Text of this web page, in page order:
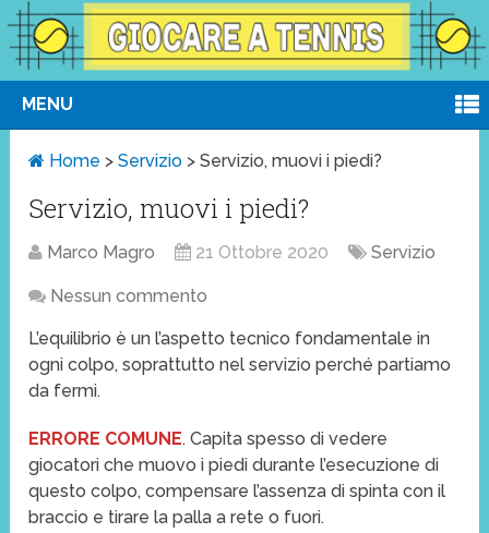
MENU
Home >Servizio >Servizio, muovi i piedi?
Servizio, muovi i piedi?
Marco Magro 21 Ottobre 2020 Servizio
Nessun commento
L’equilibrio è un l’aspetto tecnico fondamentale in
ogni colpo, soprattutto nel servizio perché partiamo
da fermi.
ERRORE COMUNE. Capita spesso di vedere
giocatori che muovo i piedi durante l’esecuzione di
questo colpo, compensare l’assenza di spinta con il
braccio e tirare la palla a rete o fuori.